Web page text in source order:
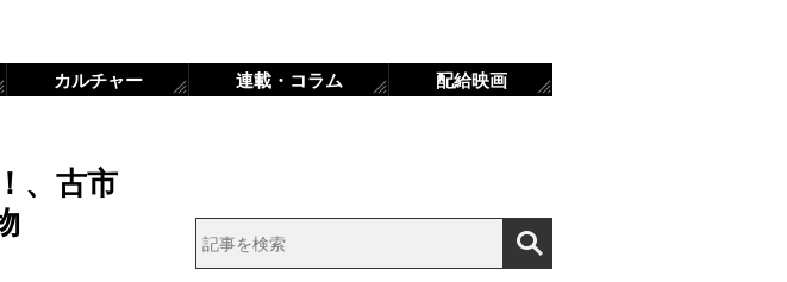
、古市
カルチャー 連載・コラム 配給映画